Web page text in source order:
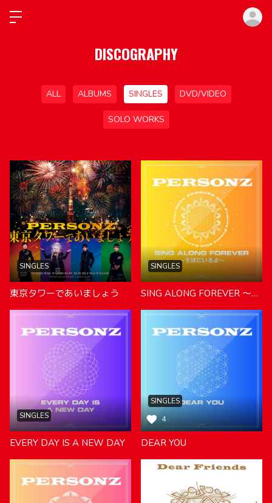
DISCOGRAPHY
ALL ALBUMS SINGLES DVD/VIDEO
SOLO WORKS
SINGLES
東京タワーであいましょう
SINGLES
SING ALONG FOREVER ～そばにいるよ～
SINGLES
EVERY DAY IS A NEW DAY
SINGLES
4
DEAR YOU